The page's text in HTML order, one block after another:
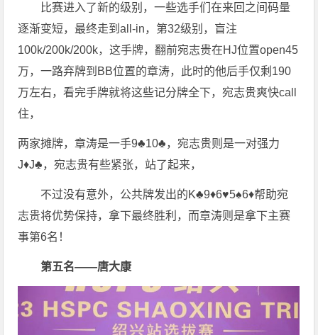
比赛进入了新的级别，一些选手们在来回之间码量
逐渐变短，最终走到all-in，第32级别，盲注
100k/200k/200k，这手牌，翻前宛志贵在HJ位置open45
万，一路弃牌到BB位置的章涛，此时的他后手仅剩190
万左右，看完手牌就将这些记分牌全下，宛志贵爽快call
住，
两家摊牌，章涛是一手9♣️10♣️，宛志贵则是一对强力
J♦️J♣️，宛志贵有些紧张，站了起来，
不过没有意外，公共牌发出的K♣️9♦️6♥️5♠️6♦️帮助宛
志贵将优势保持，拿下最终胜利，而章涛则是拿下主赛
事第6名！
第五名——唐大康